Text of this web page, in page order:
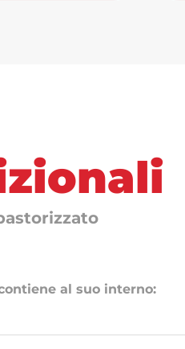
al suo interno: